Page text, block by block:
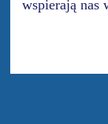
wspierają nas